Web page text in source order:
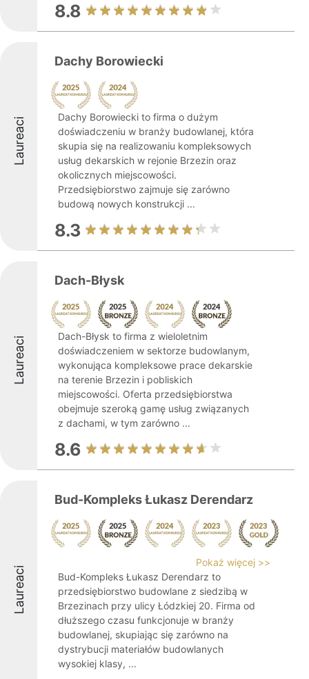
8.8
Laureaci
Dachy Borowiecki
Dachy Borowiecki to firma o dużym
doświadczeniu w branży budowlanej, która
skupia się na realizowaniu kompleksowych
usług dekarskich w rejonie Brzezin oraz
okolicznych miejscowości.
Przedsiębiorstwo zajmuje się zarówno
budową nowych konstrukcji ...
8.3
Laureaci
Dach-Błysk
Dach-Błysk to firma z wieloletnim
doświadczeniem w sektorze budowlanym,
wykonująca kompleksowe prace dekarskie
na terenie Brzezin i pobliskich
miejscowości. Oferta przedsiębiorstwa
obejmuje szeroką gamę usług związanych
z dachami, w tym zarówno ...
8.6
Laureaci
Bud-Kompleks Łukasz Derendarz
Pokaż więcej >>
Bud-Kompleks Łukasz Derendarz to
przedsiębiorstwo budowlane z siedzibą w
Brzezinach przy ulicy Łódzkiej 20. Firma od
dłuższego czasu funkcjonuje w branży
budowlanej, skupiając się zarówno na
dystrybucji materiałów budowlanych
wysokiej klasy, ...